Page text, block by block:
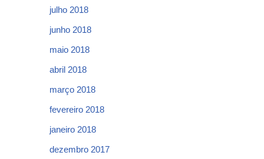
julho 2018
junho 2018
maio 2018
abril 2018
março 2018
fevereiro 2018
janeiro 2018
dezembro 2017